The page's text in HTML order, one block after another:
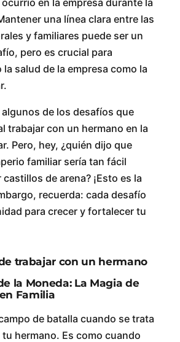
una línea clara entre las
y familiares puede ser un
pero es crucial para
salud de la empresa como la
de los desafíos que
trabajar con un hermano en la
Pero, hey, ¿quién dijo que
familiar sería tan fácil
de arena? ¡Esto es la
recuerda: cada desafío
para crecer y fortalecer tu
trabajar con un hermano
la Moneda: La Magia de
Familia
de batalla cuando se trata
hermano. Es como cuando